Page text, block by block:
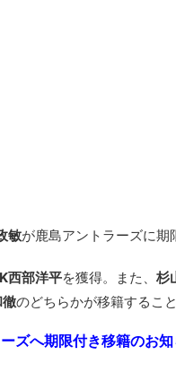
敏が鹿島アントラーズに期
西部洋平を獲得。また、 杉
のどちらかが移籍するこ
ズへ期限付き移籍のお